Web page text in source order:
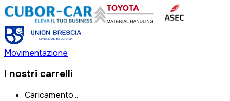
Movimentazione
I nostri carrelli
Caricamento...